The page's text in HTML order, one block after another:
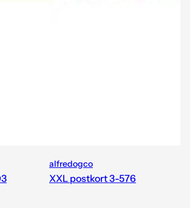
alfredogco
XXL postkort 3-576